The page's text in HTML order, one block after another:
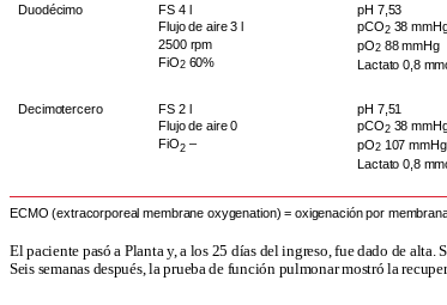
Duodécimo
FS 4 l
Flujo de aire 3 l
2500 rpm
FiO260%
pH 7,53
pCO238
pO288 mmHg
Lactato 0,8
Decimotercero
FS 2 l
Flujo de aire 0
FiO2–
pH 7,51
pCO238
pO2107 mmHg
Lactato 0,8
ECMO (extracorporeal membrane oxygenation) = oxigenación por
El paciente pasó a Planta y, a los 25 días del ingreso, fue dado de
Seis semanas después, la prueba de función pulmonar mostró la